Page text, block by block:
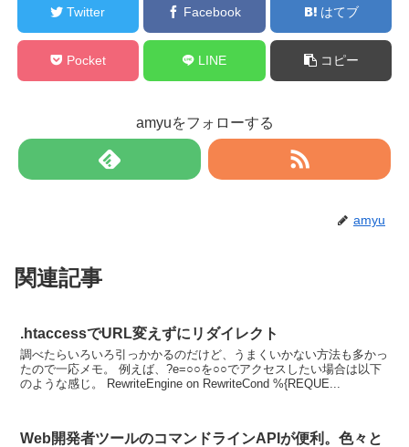
Twitter Facebook はてブ
Pocket LINE コピー
amyuをフォローする
amyu
関連記事
.htaccessでURL変えずにリダイレクト
調べたらいろいろ引っかかるのだけど、うまくいかない方法も多かっ
たので一応メモ。 例えば、?e=○○を○○でアクセスしたい場合は以下
のような感じ。 RewriteEngine on RewriteCond %{REQUE...
Web開発者ツールのコマンドラインAPIが便利。色々と